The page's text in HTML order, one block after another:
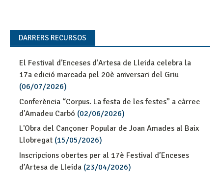
DARRERS RECURSOS
El Festival d'Enceses d'Artesa de Lleida celebra la
17a edició marcada pel 20è aniversari del Griu
(06/07/2026)
Conferència “Corpus. La festa de les festes” a càrrec
d'Amadeu Carbó (02/06/2026)
L'Obra del Cançoner Popular de Joan Amades al Baix
Llobregat (15/05/2026)
Inscripcions obertes per al 17è Festival d’Enceses
d’Artesa de Lleida (23/04/2026)